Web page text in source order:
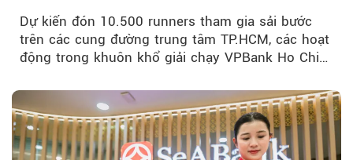
Dự kiến đón 10.500 runners tham gia sải bước
trên các cung đường trung tâm TP.HCM, các hoạt
động trong khuôn khổ giải chạy VPBank Ho Chi